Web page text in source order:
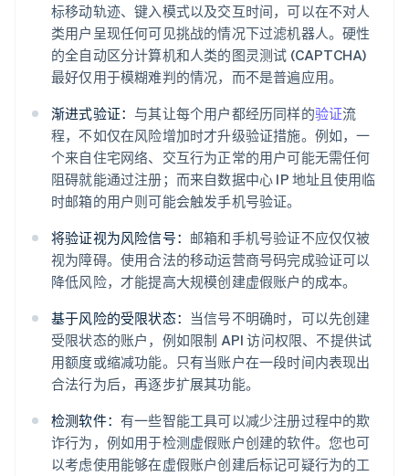
标移动轨迹、键入模式以及交互时间，可以在不对人
类用户呈现任何可见挑战的情况下过滤机器人。硬性
的全自动区分计算机和人类的图灵测试 (CAPTCHA)
最好仅用于模糊难判的情况，而不是普遍应用。
渐进式验证：与其让每个用户都经历同样的验证流
程，不如仅在风险增加时才升级验证措施。例如，一
个来自住宅网络、交互行为正常的用户可能无需任何
阻碍就能通过注册；而来自数据中心 IP 地址且使用临
时邮箱的用户则可能会触发手机号验证。
将验证视为风险信号： 邮箱和手机号验证不应仅仅被
视为障碍。使用合法的移动运营商号码完成验证可以
降低风险，才能提高大规模创建虚假账户的成本。
基于风险的受限状态： 当信号不明确时，可以先创建
受限状态的账户，例如限制 API 访问权限、不提供试
用额度或缩减功能。只有当账户在一段时间内表现出
合法行为后，再逐步扩展其功能。
检测软件： 有一些智能工具可以减少注册过程中的欺
诈行为，例如用于检测虚假账户创建的软件。您也可
以考虑使用能够在虚假账户创建后标记可疑行为的工